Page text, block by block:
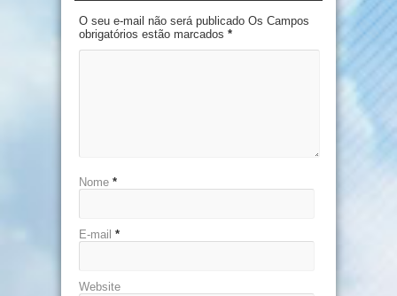
O seu e-mail não será publicado Os Campos
obrigatórios estão marcados *
Nome *
E-mail *
Website